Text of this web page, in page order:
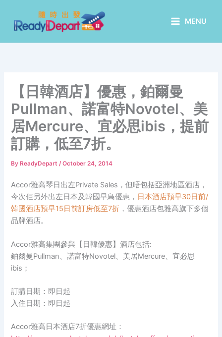
content
MENU
【日韓酒店】優惠，鉑爾曼
Pullman、諾富特Novotel、美
居Mercure、宜必思ibis，提前
訂購，低至7折。
By ReadyDepart/October 24, 2014
Accor雅高琴日出左Private Sales，但唔包括亞洲地區酒店，
今次佢另外出左日本及韓國早鳥優惠， 日本酒店預早30日前/
韓國酒店預早15日前訂房低至7折 ，優惠酒店包雅高旗下多個
品牌酒店。
Accor雅高集團參與【日韓優惠】酒店包括:
鉑爾曼Pullman、諾富特Novotel、美居Mercure、宜必思
ibis；
訂購日期：即日起
入住日期：即日起
Accor雅高日本酒店7折優惠網址：